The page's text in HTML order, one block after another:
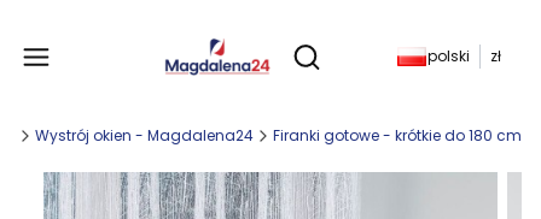
Otwórz wyszukiwarkę
Produkty w
polski zł
Wystrój okien - Magdalena24 Firanki gotowe - krótkie do 180 cm